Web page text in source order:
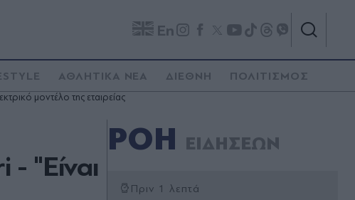
En
ΑΘΛΗΤΙΚΑ ΝΕΑ ΔΙΕΘΝΗ ΠΟΛΙΤΙΣΜΟΣ
μοντέλο της εταιρείας
"Είναι
ΡΟΗ ΕΙΔΗΣΕΩΝ
Πριν 1 λεπτά